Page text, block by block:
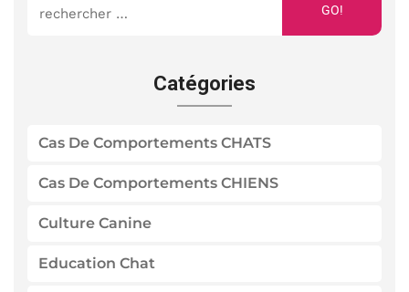
GO!
Catégories
Cas De Comportements CHATS
Cas De Comportements CHIENS
Culture Canine
Education Chat